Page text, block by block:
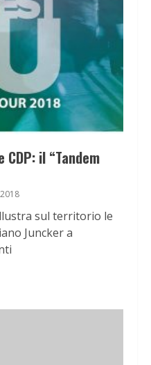
CDP: il “Tandem
sul territorio le
Juncker a